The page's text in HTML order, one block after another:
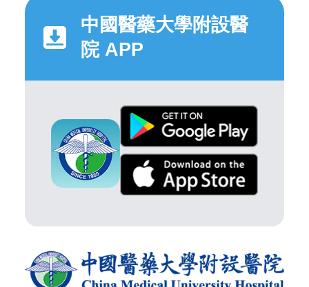
中國醫藥大學附設醫
院 APP